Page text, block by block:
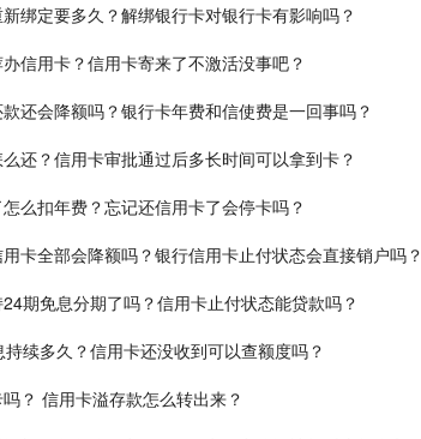
绑定要多久？解绑银行卡对银行卡有影响吗？
信用卡？信用卡寄来了不激活没事吧？
还会降额吗？银行卡年费和信使费是一回事吗？
还？信用卡审批通过后多长时间可以拿到卡？
么扣年费？忘记还信用卡了会停卡吗？
卡全部会降额吗？银行信用卡止付状态会直接销户吗？
期免息分期了吗？信用卡止付状态能贷款吗？
续多久？信用卡还没收到可以查额度吗？
？ 信用卡溢存款怎么转出来？